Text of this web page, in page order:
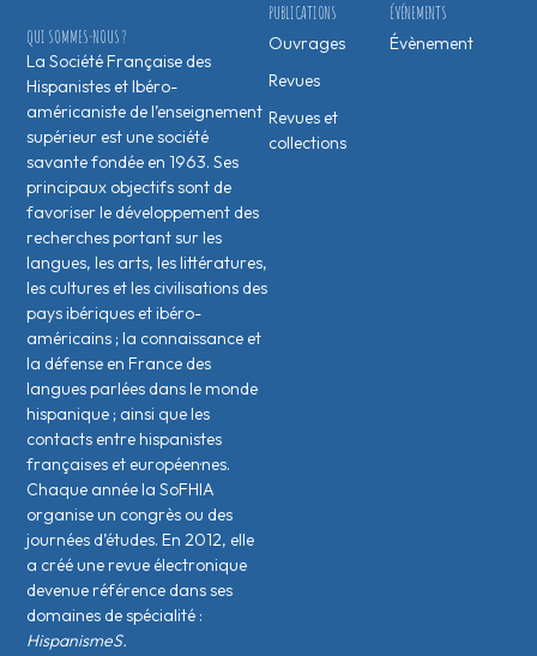
ÉVÉNEMENTS
Évènement
PUBLICATIONS
Ouvrages
Revues
Revues et
collections
QUI SOMMES-NOUS ?
La Société Française des
Hispanistes et Ibéro-
américaniste de l’enseignement
supérieur est une société
savante fondée en 1963. Ses
principaux objectifs sont de
favoriser le développement des
recherches portant sur les
langues, les arts, les littératures,
les cultures et les civilisations des
pays ibériques et ibéro-
américains ; la connaissance et
la défense en France des
langues parlées dans le monde
hispanique ; ainsi que les
contacts entre hispanistes
français·es et européen·nes.
Chaque année la SoFHIA
organise un congrès ou des
journées d’études. En 2012, elle
a créé une revue électronique
devenue référence dans ses
domaines de spécialité :
HispanismeS.